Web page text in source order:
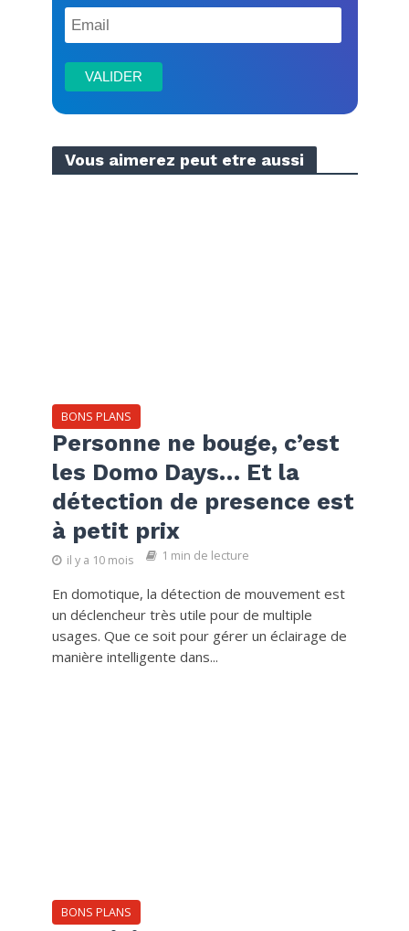
Vous aimerez peut etre aussi
BONS PLANS
Personne ne bouge, c’est
les Domo Days… Et la
détection de presence est
à petit prix
il y a 10 mois 1 min de lecture
En domotique, la détection de mouvement est
un déclencheur très utile pour de multiple
usages. Que ce soit pour gérer un éclairage de
manière intelligente dans...
BONS PLANS